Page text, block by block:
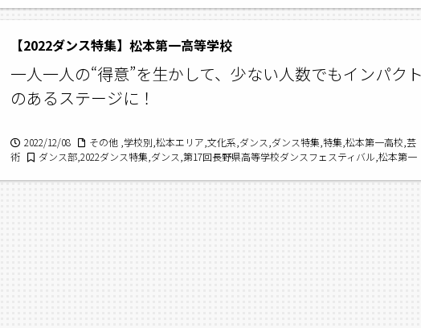
【2022ダンス特集】松本第一高等学校
一人一人の“得意”を生かして、少ない人数でもインパク
のあるステージに！
2022/12/08
その他 ,学校別,松本エリア,文化系,ダンス,ダンス特集,特集,松本第一高校,芸
術
ダンス部,2022ダンス特集,ダンス,第17回長野県高等学校ダンスフェスティバル,松本第一